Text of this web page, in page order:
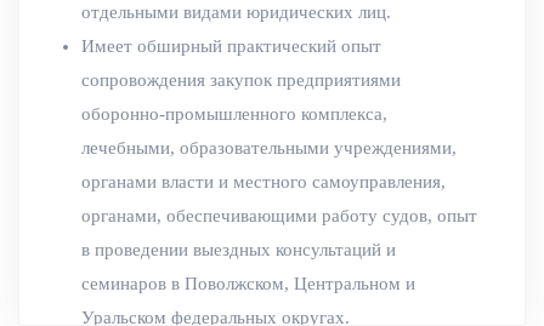
отдельными видами юридических лиц.
Имеет обширный практический опыт
сопровождения закупок предприятиями
оборонно-промышленного комплекса,
лечебными, образовательными учреждениями,
органами власти и местного самоуправления,
органами, обеспечивающими работу судов, опыт
в проведении выездных консультаций и
семинаров в Поволжском, Центральном и
Уральском федеральных округах.